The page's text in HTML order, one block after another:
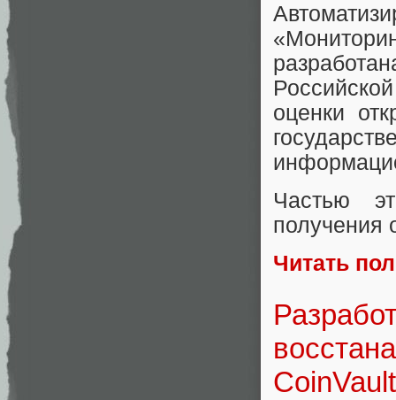
«
оценки
Частью
получения
Читать
CoinVault